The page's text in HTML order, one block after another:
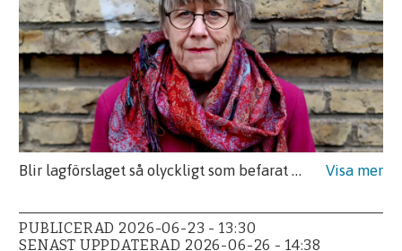
Blir lagförslaget så olyckligt som befarat måste fler helt enkelt göra som Agnes Wold och våga vara motvalls käring.
PUBLICERAD
2026-06-23 - 13:30
SENAST UPPDATERAD
2026-06-26 - 14:38